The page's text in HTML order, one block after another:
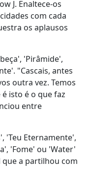
J. Enaltece-os
com cada
os aplausos
'Pirâmide',
"Cascais, antes
outra vez. Temos
isto é o que faz
entre
'Teu Eternamente',
'Fome' ou 'Water'
que a partilhou com